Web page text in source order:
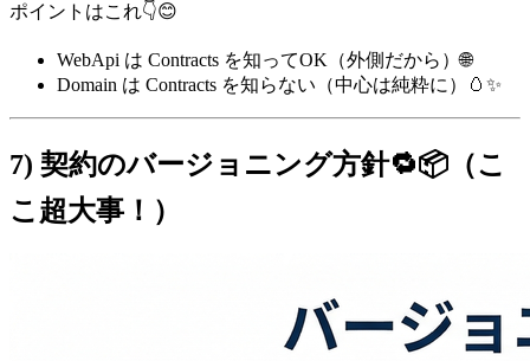
ポイントはこれ👇😊
WebApi は Contracts を知ってOK（外側だから）🌐
Domain は Contracts を知らない（中心は純粋に）🥚✨
7) 契約のバージョニング方針🔁📦（こ
こ超大事！）